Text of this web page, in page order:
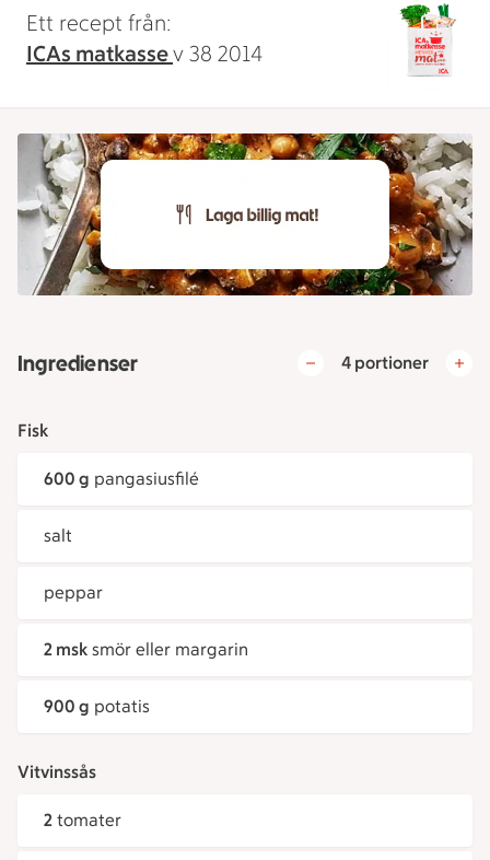
Ett recept från:
ICAs matkassev 38 2014
Ingredienser 4 portioner
Fisk
600 g pangasiusfilé
salt
peppar
2 msk smör eller margarin
900 g potatis
Vitvinssås
2 tomater